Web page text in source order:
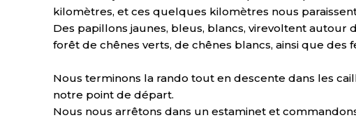
kilomètres, et ces quelques kilomètres nous
Des papillons jaunes, bleus, blancs, virevoltent autour
forêt de chênes verts, de chênes blancs, ainsi que des
Nous terminons la rando tout en descente dans les
notre point de départ.
Nous nous arrêtons dans un estaminet et